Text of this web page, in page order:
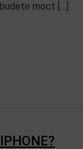
moct […]